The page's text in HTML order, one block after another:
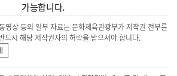
가능합니다.
영상 등의 일부 자료는 문화체육관광부가 저작권 전부를
드시 해당 저작권자의 허락을 받으셔야 합니다.